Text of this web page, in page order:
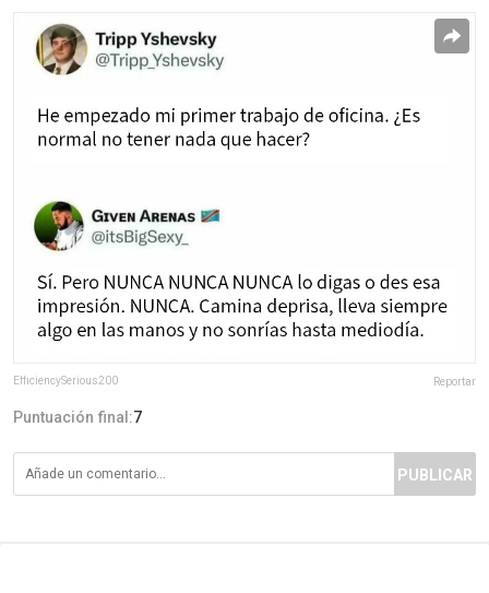
EfficiencySerious200 Reportar
Puntuación final:7
PUBLICAR